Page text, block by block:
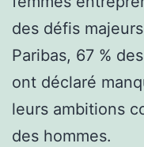
des défis
Paribas, 67 %
ont déclaré
leurs ambitions
des hommes.